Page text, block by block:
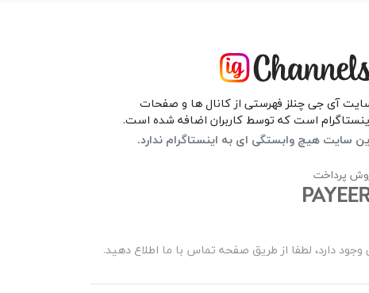
آی جی چنلز فهرستی از کانال ها و صفحات
است که توسط کاربران اضافه شده است.
سایت هیچ وابستگی ای به اینستاگرام ندارد.
پرداخت
دارد، لطفا از طریق صفحه تماس با ما اطلاع دهید.